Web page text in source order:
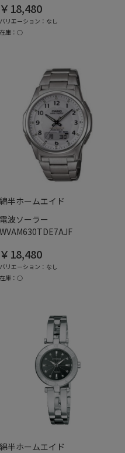
￥18,480
バリエーション：なし
在庫：○
綿半ホームエイド
電波ソーラー
WVAM630TDE7AJF
￥18,480
バリエーション：なし
在庫：○
綿半ホームエイド